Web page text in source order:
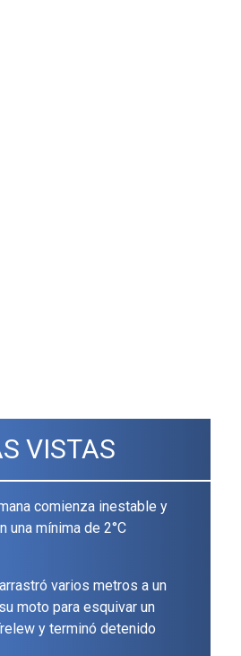
VISTAS
comienza inestable y
una mínima de 2°C
varios metros a un
moto para esquivar un
y terminó detenido